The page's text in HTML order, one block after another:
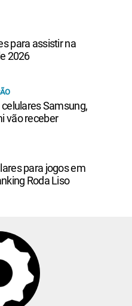
para assistir na
2026
Samsung,
vão receber
para jogos em
Roda Liso